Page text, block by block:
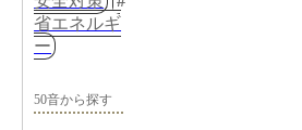
省エネルギ
ー
50音から探す